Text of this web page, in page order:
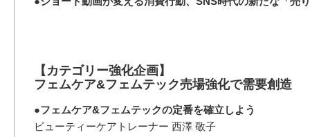
【カテゴリー強化企画】
フェムケア&フェムテック売場強化で需要創造
●フェムケア&フェムテックの定番を確立しよう
ビューティーケアトレーナー 西澤 敬子